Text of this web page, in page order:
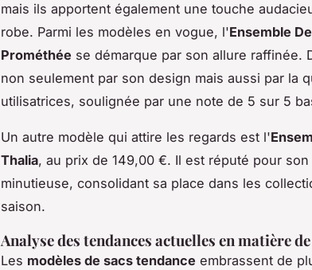
mais ils apportent également une touche
robe. Parmi les modèles en vogue, l'Ensemble
Prométhée se démarque par son allure raffinée.
non seulement par son design mais aussi par la
utilisatrices, soulignée par une note de 5 sur 5
Un autre modèle qui attire les regards est l'
Thalia, au prix de 149,00 €. Il est réputé pour
minutieuse, consolidant sa place dans les
saison.
Analyse des tendances actuelles en matière
Les modèles de sacs tendance embrassent de